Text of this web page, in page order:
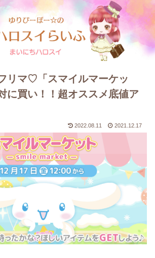
リマ♡「スマイルマーケッ
に買い！！超オススメ底値ア
2022.08.11 2021.12.17